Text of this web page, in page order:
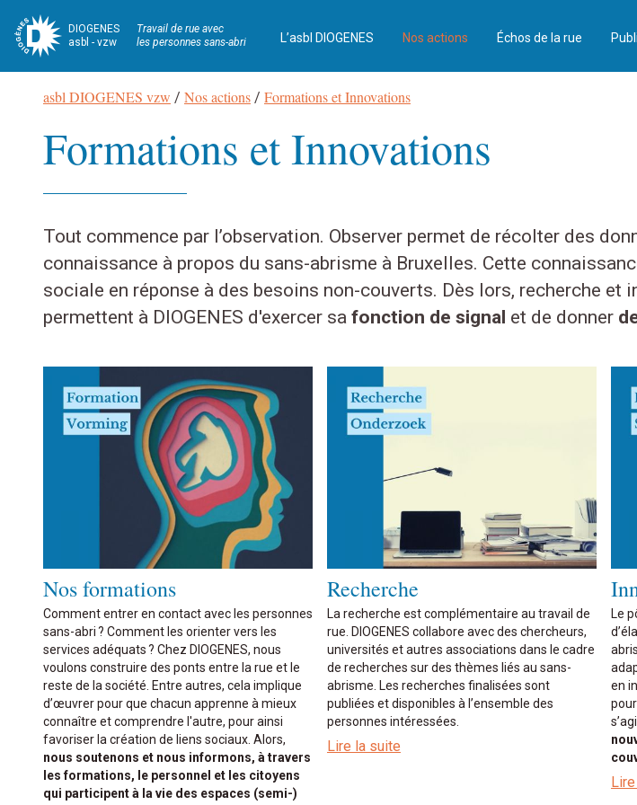
DIOGENES
asbl - vzw
Travail de rue avec
les personnes sans-abri
Navigation
L’asbl DIOGENES Nos actions Échos de la rue
Fil
asbl DIOGENES vzw / Nos actions/ Formations et Innovations
Formations et Innovations
Tout commence par l’observation. Observer permet de récolter des
connaissance à propos du sans-abrisme à Bruxelles. Cette
sociale en réponse à des besoins non-couverts. Dès lors, recherche
permettent à DIOGENES d'exercer sa fonction de signal et de donner
Nos formations
Comment entrer en contact avec les personnes
sans-abri ? Comment les orienter vers les
services adéquats ? Chez DIOGENES, nous
voulons construire des ponts entre la rue et le
reste de la société. Entre autres, cela implique
d’œuvrer pour que chacun apprenne à mieux
connaître et comprendre l'autre, pour ainsi
favoriser la création de liens sociaux. Alors,
nous soutenons et nous informons, à travers
les formations, le personnel et les citoyens
qui participent à la vie des espaces (semi-)
Recherche
La recherche est complémentaire au travail de
rue. DIOGENES collabore avec des chercheurs,
universités et autres associations dans le cadre
de recherches sur des thèmes liés au sans-
abrisme. Les recherches finalisées sont
publiées et disponibles à l’ensemble des
personnes intéressées.
Lire la suite
Le
en